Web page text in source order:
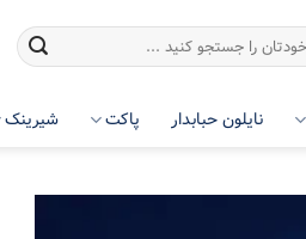
نایلون حبابدار پاکت شیرینک